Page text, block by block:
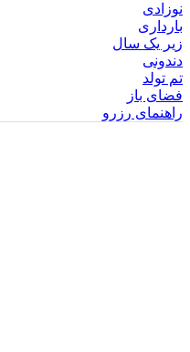
نوزادی
بارداری
زیر یک سال
دندونی
تم تولد
فضای باز
راهنمای رزرو